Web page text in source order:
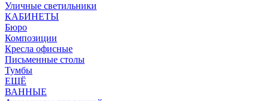
Уличные светильники
КАБИНЕТЫ
Бюро
Композиции
Кресла офисные
Письменные столы
Тумбы
ЕЩЁ
ВАННЫЕ